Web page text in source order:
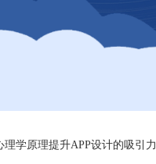
理学原理提升APP设计的吸引力